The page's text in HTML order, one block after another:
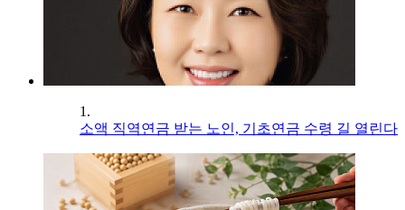
1.
소액 직역연금 받는 노인, 기초연금 수령 길 열린다